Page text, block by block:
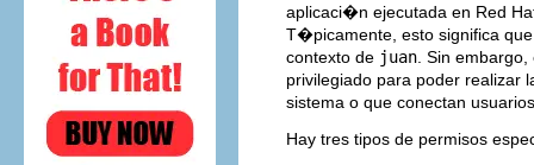
aplicaci�n ejecutada en Red
T�picamente, esto significa
contexto de juan . Sin
privilegiado para poder realizar
sistema o que conectan
Hay tres tipos de permisos